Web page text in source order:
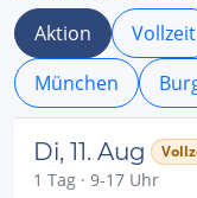
Aktion Vollzeit
München
Di, 11. Aug
1 Tag · 9-17 Uhr